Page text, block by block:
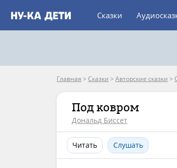
Сказки
Главная > Сказки > Авторские сказки >
Под ковром
Дональд Биссет
Читать Слушать